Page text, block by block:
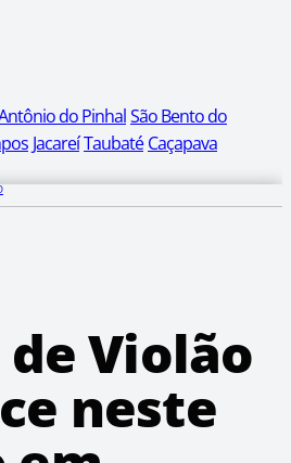
do PinhalSão Bento do
JacareíTaubaté Caçapava
Violão
neste